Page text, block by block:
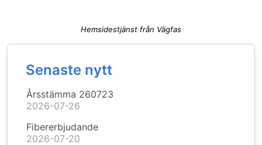
Hemsidestjänst från Vägfas
Senaste nytt
Årsstämma 260723
2026-07-26
Fibererbjudande
2026-07-20